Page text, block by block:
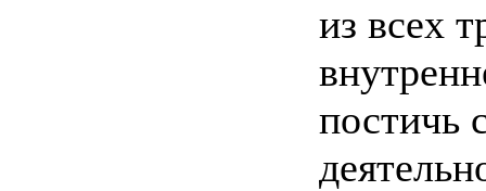
из всех
постичь